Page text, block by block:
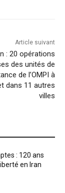
Article suivant
: 20 opérations
des unités de
de l’OMPI à
dans 11 autres
villes
: 120 ans
en Iran